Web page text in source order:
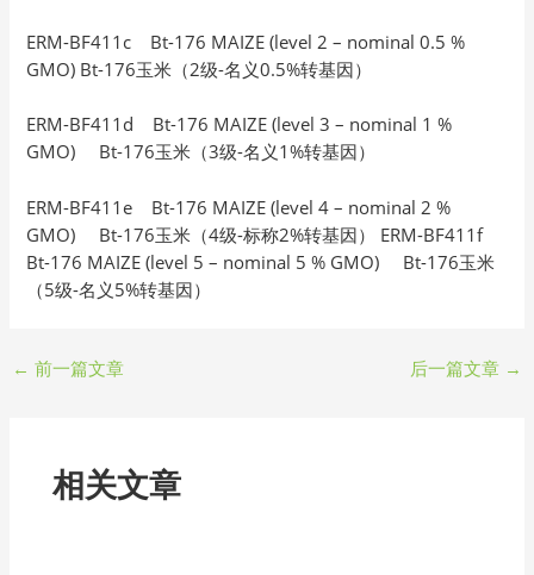
ERM-BF411c Bt-176 MAIZE (level 2 – nominal 0.5 %
GMO) Bt-176玉米（2级-名义0.5%转基因）
ERM-BF411d Bt-176 MAIZE (level 3 – nominal 1 %
GMO) Bt-176玉米（3级-名义1%转基因）
ERM-BF411e Bt-176 MAIZE (level 4 – nominal 2 %
GMO) Bt-176玉米（4级-标称2%转基因） ERM-BF411f
Bt-176 MAIZE (level 5 – nominal 5 % GMO) Bt-176玉米
（5级-名义5%转基因）
← 前一篇文章 后一篇文章 →
相关文章